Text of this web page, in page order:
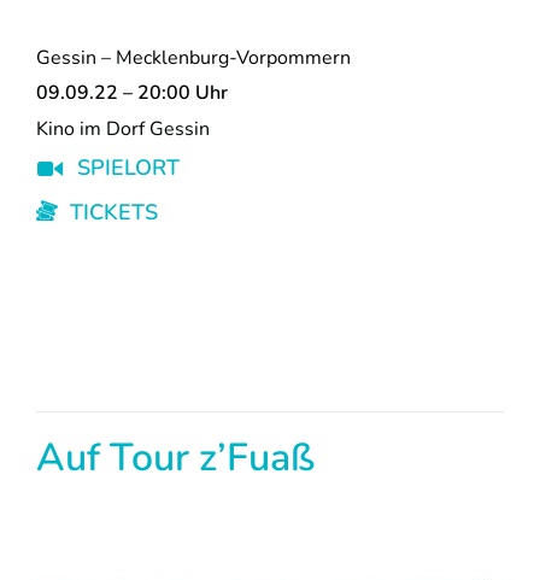
Gessin – Mecklenburg-Vorpommern
09.09.22 – 20:00 Uhr
Kino im Dorf Gessin
SPIELORT
TICKETS
Auf Tour z’Fuaß